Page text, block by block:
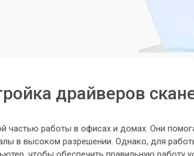
драйверов
частью работы в офисах и домах. Они
в высоком разрешении. Однако, для